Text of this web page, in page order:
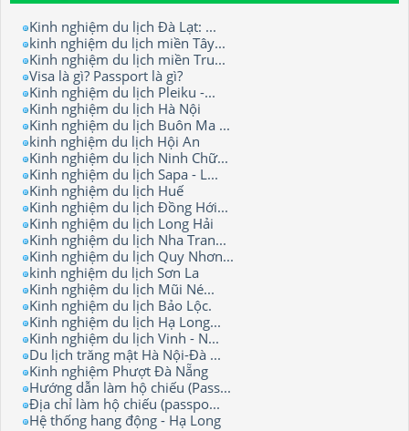
Kinh nghiệm du lịch Đà Lạt: ...
kinh nghiệm du lịch miền Tây...
Kinh nghiệm du lịch miền Tru...
Visa là gì? Passport là gì?
Kinh nghiệm du lịch Pleiku -...
Kinh nghiệm du lịch Hà Nội
Kinh nghiệm du lịch Buôn Ma ...
kinh nghiệm du lịch Hội An
Kinh nghiệm du lịch Ninh Chữ...
Kinh nghiệm du lịch Sapa - L...
Kinh nghiệm du lịch Huế
Kinh nghiệm du lịch Đồng Hới...
Kinh nghiệm du lịch Long Hải
Kinh nghiệm du lịch Nha Tran...
Kinh nghiệm du lịch Quy Nhơn...
kinh nghiệm du lịch Sơn La
Kinh nghiệm du lịch Mũi Né...
Kinh nghiệm du lịch Bảo Lộc.
Kinh nghiệm du lịch Hạ Long...
Kinh nghiệm du lịch Vinh - N...
Du lịch trăng mật Hà Nội-Đà ...
Kinh nghiệm Phượt Đà Nẵng
Hướng dẫn làm hộ chiếu (Pass...
Địa chỉ làm hộ chiếu (passpo...
Hệ thống hang động - Hạ Long